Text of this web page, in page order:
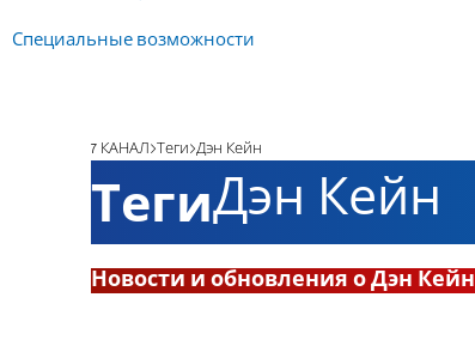
Специальные возможности
7 КАНАЛ Теги Дэн Кейн
ТегиДэн Кейн
Новости и обновления о Дэн Кейн